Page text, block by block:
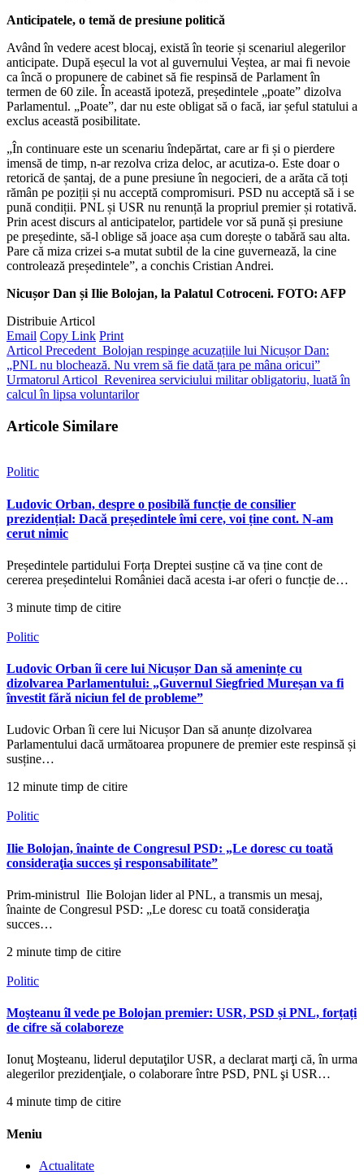
Anticipatele, o temă de presiune politică
Având în vedere acest blocaj, există în teorie și scenariul alegerilor
anticipate. După eșecul la vot al guvernului Veștea, ar mai fi nevoie
ca încă o propunere de cabinet să fie respinsă de Parlament în
termen de 60 zile. În această ipoteză, președintele „poate” dizolva
Parlamentul. „Poate”, dar nu este obligat să o facă, iar șeful statului a
exclus această posibilitate.
„În continuare este un scenariu îndepărtat, care ar fi și o pierdere
imensă de timp, n-ar rezolva criza deloc, ar acutiza-o. Este doar o
retorică de șantaj, de a pune presiune în negocieri, de a arăta că toți
rămân pe poziții și nu acceptă compromisuri. PSD nu acceptă să i se
pună condiții. PNL și USR nu renunță la propriul premier și rotativă.
Prin acest discurs al anticipatelor, partidele vor să pună și presiune
pe președinte, să-l oblige să joace așa cum dorește o tabără sau alta.
Pare că miza crizei s-a mutat subtil de la cine guvernează, la cine
controlează președintele”, a conchis Cristian Andrei.
Nicușor Dan și Ilie Bolojan, la Palatul Cotroceni. FOTO: AFP
Distribuie Articol
Email Copy Link Print
Articol Precedent Bolojan respinge acuzațiile lui Nicușor Dan:
„PNL nu blochează. Nu vrem să fie dată țara pe mâna oricui”
Urmatorul Articol Revenirea serviciului militar obligatoriu, luată în
calcul în lipsa voluntarilor
Articole Similare
Politic
Ludovic Orban, despre o posibilă funcție de consilier
prezidențial: Dacă președintele îmi cere, voi ține cont. N-am
cerut nimic
Președintele partidului Forța Dreptei susține că va ține cont de
cererea președintelui României dacă acesta i-ar oferi o funcție de…
3 minute timp de citire
Politic
Ludovic Orban îi cere lui Nicușor Dan să amenințe cu
dizolvarea Parlamentului: „Guvernul Siegfried Mureșan va fi
învestit fără niciun fel de probleme”
Ludovic Orban îi cere lui Nicușor Dan să anunțe dizolvarea
Parlamentului dacă următoarea propunere de premier este respinsă și
susține…
12 minute timp de citire
Politic
Ilie Bolojan, înainte de Congresul PSD: „Le doresc cu toată
consideraţia succes şi responsabilitate”
Prim-ministrul Ilie Bolojan lider al PNL, a transmis un mesaj,
înainte de Congresul PSD: „Le doresc cu toată consideraţia
succes…
2 minute timp de citire
Politic
Moşteanu îl vede pe Bolojan premier: USR, PSD și PNL, forțați
de cifre să colaboreze
Ionuţ Moşteanu, liderul deputaţilor USR, a declarat marţi că, în urma
alegerilor prezidenţiale, o colaborare între PSD, PNL şi USR…
4 minute timp de citire
Meniu
Actualitate